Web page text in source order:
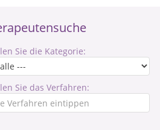
Sie die Kategorie:
Sie das Verfahren: